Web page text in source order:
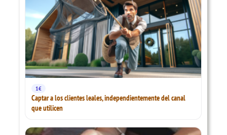
1€
Captar a los clientes leales, independientemente del canal
que utilicen